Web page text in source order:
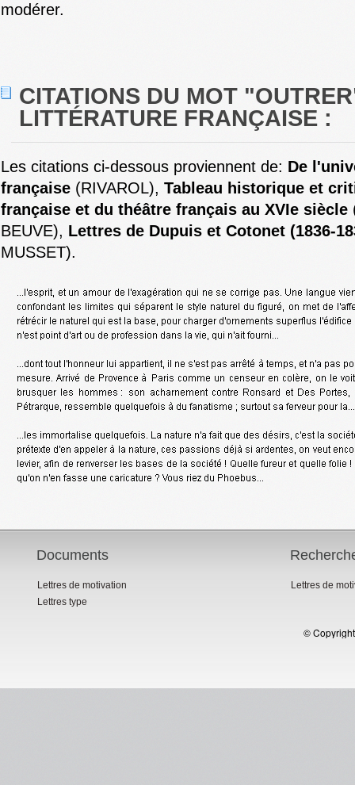
modérer.
CITATIONS DU MOT
LITTÉRATURE FRANÇAISE :
Les citations ci-dessous proviennent de: De
française(RIVAROL), Tableau historique et
française et du théâtre français au XVIe siècle
BEUVE), Lettres de Dupuis et Cotonet (1836-
MUSSET).
Documents
Lettres de motivation
Lettres type
Lettres de
©